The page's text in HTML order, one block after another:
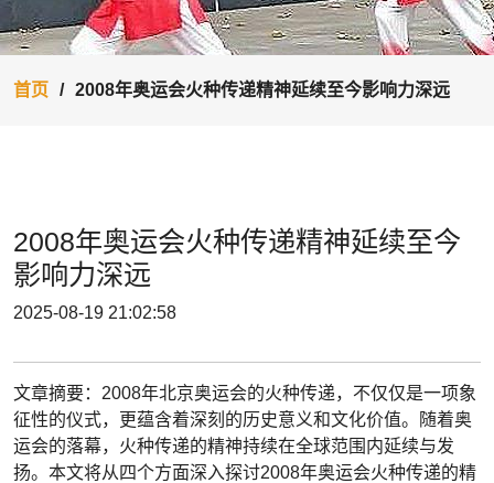
首页 2008年奥运会火种传递精神延续至今影响力深远
2008年奥运会火种传递精神延续至今
影响力深远
2025-08-19 21:02:58
文章摘要：2008年北京奥运会的火种传递，不仅仅是一项象
征性的仪式，更蕴含着深刻的历史意义和文化价值。随着奥
运会的落幕，火种传递的精神持续在全球范围内延续与发
扬。本文将从四个方面深入探讨2008年奥运会火种传递的精